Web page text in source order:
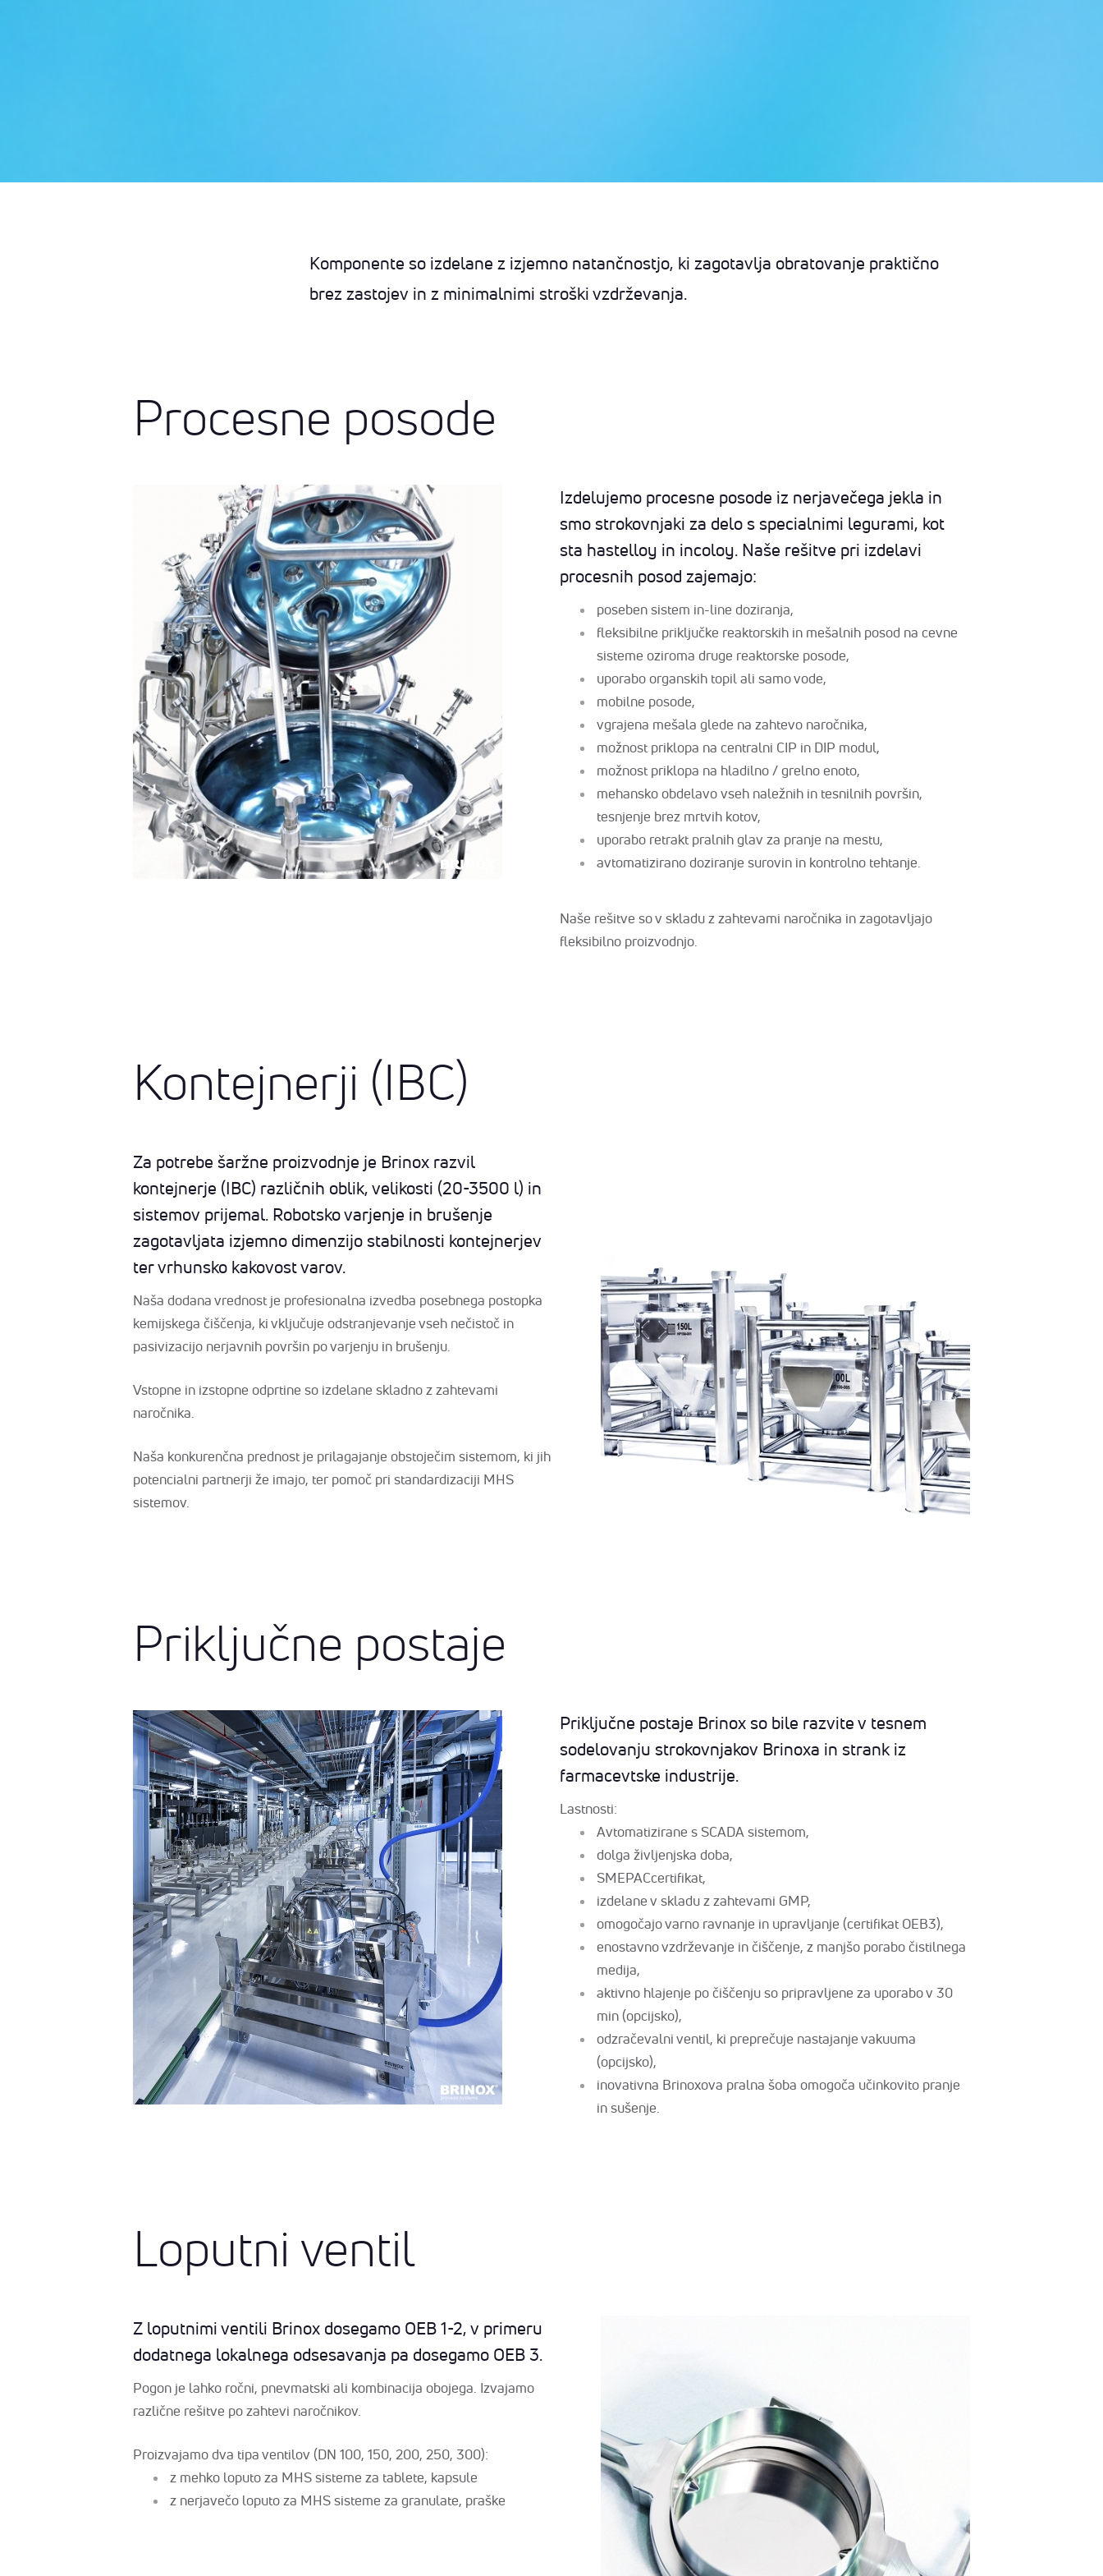
Komponente so izdelane z izjemno natančnostjo, ki zagotavlja obratovanje praktično
brez zastojev in z minimalnimi stroški vzdrževanja.
Procesne posode
Izdelujemo procesne posode iz nerjavečega jekla in
smo strokovnjaki za delo s specialnimi legurami, kot
sta hastelloy in incoloy. Naše rešitve pri izdelavi
procesnih posod zajemajo:
poseben sistem in-line doziranja,
fleksibilne priključke reaktorskih in mešalnih posod na cevne
sisteme oziroma druge reaktorske posode,
uporabo organskih topil ali samo vode,
mobilne posode,
vgrajena mešala glede na zahtevo naročnika,
možnost priklopa na centralni CIP in DIP modul,
možnost priklopa na hladilno / grelno enoto,
mehansko obdelavo vseh naležnih in tesnilnih površin,
tesnjenje brez mrtvih kotov,
uporabo retrakt pralnih glav za pranje na mestu,
avtomatizirano doziranje surovin in kontrolno tehtanje.
Naše rešitve so v skladu z zahtevami naročnika in zagotavljajo
fleksibilno proizvodnjo.
Kontejnerji (IBC)
Za potrebe šaržne proizvodnje je Brinox razvil
kontejnerje (IBC) različnih oblik, velikosti (20-3500 l) in
sistemov prijemal. Robotsko varjenje in brušenje
zagotavljata izjemno dimenzijo stabilnosti kontejnerjev
ter vrhunsko kakovost varov.
Naša dodana vrednost je profesionalna izvedba posebnega postopka
kemijskega čiščenja, ki vključuje odstranjevanje vseh nečistoč in
pasivizacijo nerjavnih površin po varjenju in brušenju.
Vstopne in izstopne odprtine so izdelane skladno z zahtevami
naročnika.
Naša konkurenčna prednost je prilagajanje obstoječim sistemom, ki jih
potencialni partnerji že imajo, ter pomoč pri standardizaciji MHS
sistemov.
Priključne postaje
Priključne postaje Brinox so bile razvite v tesnem
sodelovanju strokovnjakov Brinoxa in strank iz
farmacevtske industrije.
Lastnosti:
Avtomatizirane s SCADA sistemom,
dolga življenjska doba,
SMEPACcertifikat,
izdelane v skladu z zahtevami GMP,
omogočajo varno ravnanje in upravljanje (certifikat OEB3),
enostavno vzdrževanje in čiščenje, z manjšo porabo čistilnega
medija,
aktivno hlajenje po čiščenju so pripravljene za uporabo v 30
min (opcijsko),
odzračevalni ventil, ki preprečuje nastajanje vakuuma
(opcijsko),
inovativna Brinoxova pralna šoba omogoča učinkovito pranje
in sušenje.
Loputni ventil
Z loputnimi ventili Brinox dosegamo OEB 1-2, v primeru
dodatnega lokalnega odsesavanja pa dosegamo OEB 3.
Pogon je lahko ročni, pnevmatski ali kombinacija obojega. Izvajamo
različne rešitve po zahtevi naročnikov.
Proizvajamo dva tipa ventilov (DN 100, 150, 200, 250, 300):
z mehko loputo za MHS sisteme za tablete, kapsule
z nerjavečo loputo za MHS sisteme za granulate, praške